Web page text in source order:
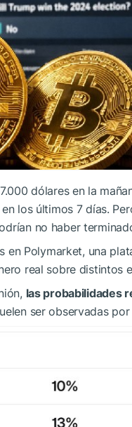
dólares en la
los últimos 7 días.
no haber
en Polymarket, una
real sobre distintos
las probabilidades
ser observadas